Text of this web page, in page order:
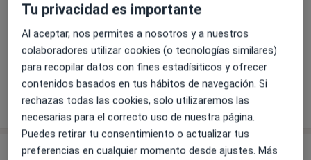
Relajación
+ 7 servicios
¿Cómo funcionan los precios?
Especialistas & aseguradoras
Tu privacidad es importante
Al aceptar, nos permites a nosotros y a nuestros
colaboradores utilizar cookies (o tecnologías similares)
para recopilar datos con fines estadísiticos y ofrecer
contenidos basados en tus hábitos de navegación. Si
rechazas todas las cookies, solo utilizaremos las
necesarias para el correcto uso de nuestra página.
Puedes retirar tu consentimiento o actualizar tus
preferencias en cualquier momento desde ajustes. Más